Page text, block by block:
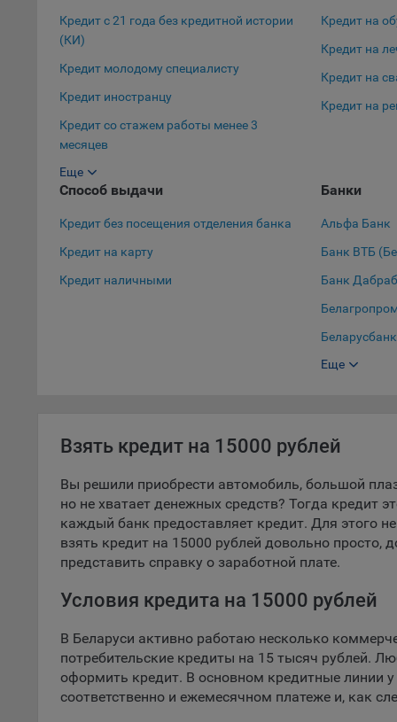
16.
Кредит с 21 года без кредитной истории
(КИ)
Кредит молодому специалисту
Кредит иностранцу
Кредит со стажем работы менее 3
месяцев
Кредит в декретном отпуске
Кредит с 19 лет
Кредит с 18 лет
Кредит студенту
Кредит для пенсионеров
Еще
Кредит на
Кредит на
Кредит на
Кредит на
Способ выдачи
Кредит без посещения отделения банка
Кредит на карту
Кредит наличными
Банки
Альфа Банк
Банк ВТБ
Банк
Беларусбанк
Банк БелВЭБ
БНБ-Банк
БСБ Банк
Сбер Банк
Нео Банк
СтатусБанк
МТбанк
Приорбанк
Банк РРБ
Технобанк
Еще
Взять кредит на 15000 рублей
Вы решили приобрести автомобиль, большой
но не хватает денежных средств? Тогда кредит
каждый банк предоставляет кредит. Для этого
взять кредит на 15000 рублей довольно просто,
представить справку о заработной плате.
Условия кредита на 15000 рублей
В Беларуси активно работаю несколько
потребительские кредиты на 15 тысяч рублей.
оформить кредит. В основном кредитные линии у
соответственно и ежемесячном платеже и, как